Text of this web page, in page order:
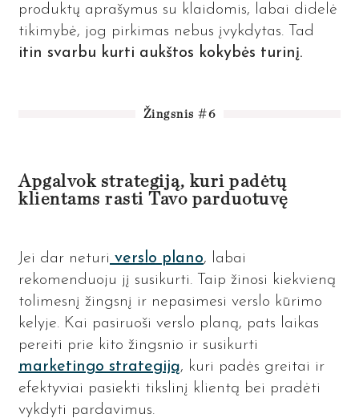
produktų aprašymus su klaidomis, labai didelė
tikimybė, jog pirkimas nebus įvykdytas. Tad
itin svarbu kurti aukštos kokybės turinį.
Žingsnis #6
Apgalvok strategiją, kuri padėtų
klientams rasti Tavo parduotuvę
Jei dar neturi verslo plano, labai
rekomenduoju jį susikurti. Taip žinosi kiekvieną
tolimesnį žingsnį ir nepasimesi verslo kūrimo
kelyje. Kai pasiruoši verslo planą, pats laikas
pereiti prie kito žingsnio ir susikurti
marketingo strategiją, kuri padės greitai ir
efektyviai pasiekti tikslinį klientą bei pradėti
vykdyti pardavimus.